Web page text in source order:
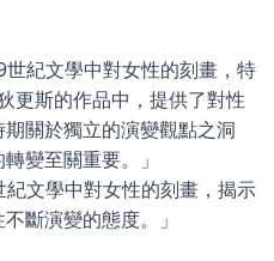
世紀文學中對女性的刻畫，特
更斯的作品中，提供了對性
關於獨立的演變觀點之洞
變至關重要。」
紀文學中對女性的刻畫，揭示
斷演變的態度。」